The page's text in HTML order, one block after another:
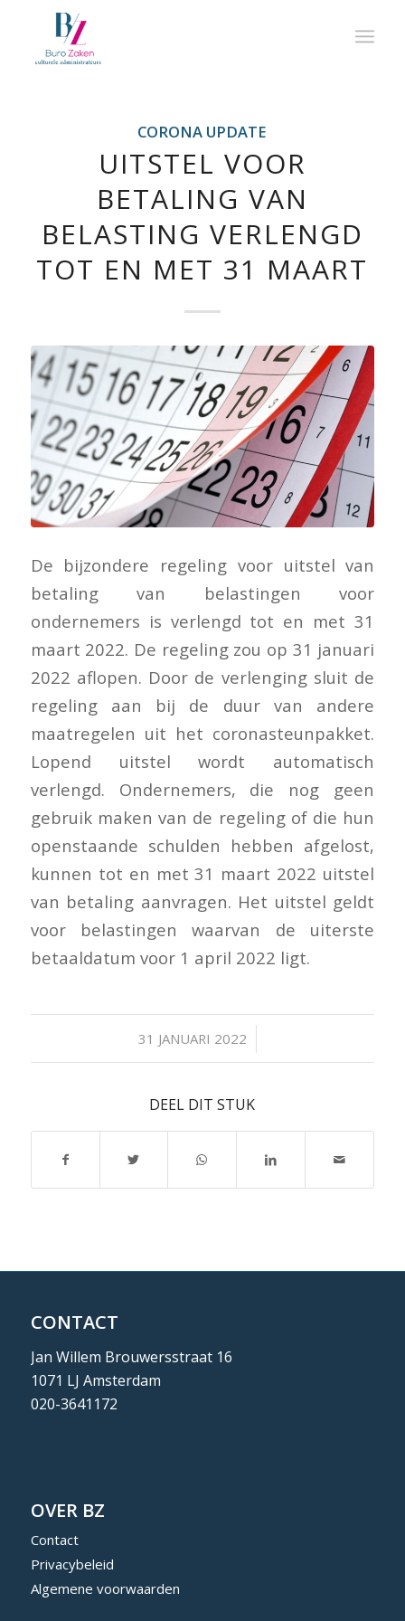
CORONA UPDATE
UITSTEL VOOR
BETALING VAN
BELASTING VERLENGD
TOT EN MET 31 MAART
De bijzondere regeling voor uitstel van
betaling van belastingen voor
ondernemers is verlengd tot en met 31
maart 2022. De regeling zou op 31 januari
2022 aflopen. Door de verlenging sluit de
regeling aan bij de duur van andere
maatregelen uit het coronasteunpakket.
Lopend uitstel wordt automatisch
verlengd. Ondernemers, die nog geen
gebruik maken van de regeling of die hun
openstaande schulden hebben afgelost,
kunnen tot en met 31 maart 2022 uitstel
van betaling aanvragen. Het uitstel geldt
voor belastingen waarvan de uiterste
betaaldatum voor 1 april 2022 ligt.
31 JANUARI 2022
/
DEEL DIT STUK
CONTACT
Jan Willem Brouwersstraat 16
1071 LJ Amsterdam
020-3641172
OVER BZ
Contact
Privacybeleid
Algemene voorwaarden